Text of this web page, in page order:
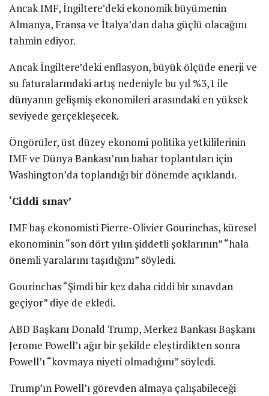
Ancak IMF, İngiltere’deki ekonomik büyümenin
Almanya, Fransa ve İtalya’dan daha güçlü olacağını
tahmin ediyor.
Ancak İngiltere’deki enflasyon, büyük ölçüde enerji ve
su faturalarındaki artış nedeniyle bu yıl %3,1 ile
dünyanın gelişmiş ekonomileri arasındaki en yüksek
seviyede gerçekleşecek.
Öngörüler, üst düzey ekonomi politika yetkililerinin
IMF ve Dünya Bankası’nın bahar toplantıları için
Washington’da toplandığı bir dönemde açıklandı.
‘Ciddi sınav’
IMF baş ekonomisti Pierre-Olivier Gourinchas, küresel
ekonominin “son dört yılın şiddetli şoklarının” “hala
önemli yaralarını taşıdığını” söyledi.
Gourinchas “Şimdi bir kez daha ciddi bir sınavdan
geçiyor” diye de ekledi.
ABD Başkanı Donald Trump, Merkez Bankası Başkanı
Jerome Powell’ı ağır bir şekilde eleştirdikten sonra
Powell’ı “kovmaya niyeti olmadığını” söyledi.
Trump’ın Powell’ı görevden almaya çalışabileceği